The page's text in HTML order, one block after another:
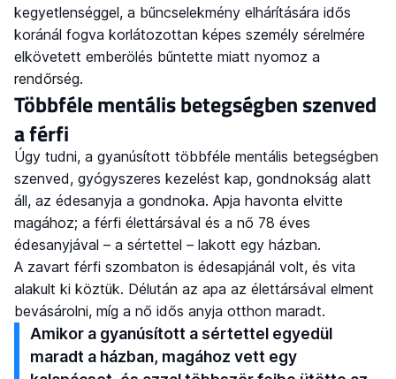
kegyetlenséggel, a bűncselekmény elhárítására idős
koránál fogva korlátozottan képes személy sérelmére
elkövetett emberölés bűntette miatt nyomoz a
rendőrség.
Többféle mentális betegségben szenved
a férfi
Úgy tudni, a gyanúsított többféle mentális betegségben
szenved, gyógyszeres kezelést kap, gondnokság alatt
áll, az édesanyja a gondnoka. Apja havonta elvitte
magához; a férfi élettársával és a nő 78 éves
édesanyjával – a sértettel – lakott egy házban.
A zavart férfi szombaton is édesapjánál volt, és vita
alakult ki köztük. Délután az apa az élettársával elment
bevásárolni, míg a nő idős anyja otthon maradt.
Amikor a gyanúsított a sértettel egyedül
maradt a házban, magához vett egy